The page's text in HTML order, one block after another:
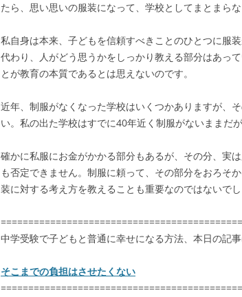
たら、思い思いの服装になって、学校としてまとまら
私自身は本来、子どもを信頼すべきことのひとつに服
代わり、人がどう思うかをしっかり教える部分はあっ
とが教育の本質であるとは思えないのです。
近年、制服がなくなった学校はいくつかありますが、
い。私の出た学校はすでに40年近く制服がないままだ
確かに私服にお金がかかる部分もあるが、その分、実
も否定できません。制服に頼って、その部分をおろそ
装に対する考え方を教えることも重要なのではないでし
中学受験で子どもと普通に幸せになる方法、本日の記
そこまでの負担はさせたくない